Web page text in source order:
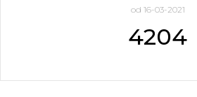
od 16-03-2021
4204